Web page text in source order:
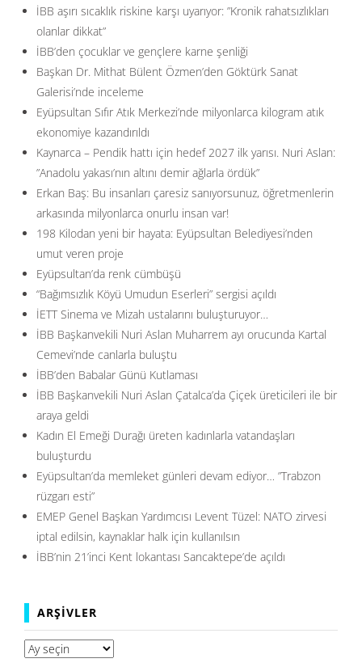
İBB aşırı sıcaklık riskine karşı uyarıyor: ”Kronik rahatsızlıkları
olanlar dikkat”
İBB’den çocuklar ve gençlere karne şenliği
Başkan Dr. Mithat Bülent Özmen’den Göktürk Sanat
Galerisi’nde inceleme
Eyüpsultan Sıfır Atık Merkezi’nde milyonlarca kilogram atık
ekonomiye kazandırıldı
Kaynarca – Pendik hattı için hedef 2027 ilk yarısı. Nuri Aslan:
”Anadolu yakası’nın altını demir ağlarla ördük”
Erkan Baş: Bu insanları çaresiz sanıyorsunuz, öğretmenlerin
arkasında milyonlarca onurlu insan var!
198 Kilodan yeni bir hayata: Eyüpsultan Belediyesi’nden
umut veren proje
Eyüpsultan’da renk cümbüşü
“Bağımsızlık Köyü Umudun Eserleri” sergisi açıldı
İETT Sinema ve Mizah ustalarını buluşturuyor…
İBB Başkanvekili Nuri Aslan Muharrem ayı orucunda Kartal
Cemevi’nde canlarla buluştu
İBB’den Babalar Günü Kutlaması
İBB Başkanvekili Nuri Aslan Çatalca’da Çiçek üreticileri ile bir
araya geldi
Kadın El Emeği Durağı üreten kadınlarla vatandaşları
buluşturdu
Eyüpsultan’da memleket günleri devam ediyor… ”Trabzon
rüzgarı esti”
EMEP Genel Başkan Yardımcısı Levent Tüzel: NATO zirvesi
iptal edilsin, kaynaklar halk için kullanılsın
İBB’nin 21’inci Kent lokantası Sancaktepe’de açıldı
ARŞIVLER
Arşivler